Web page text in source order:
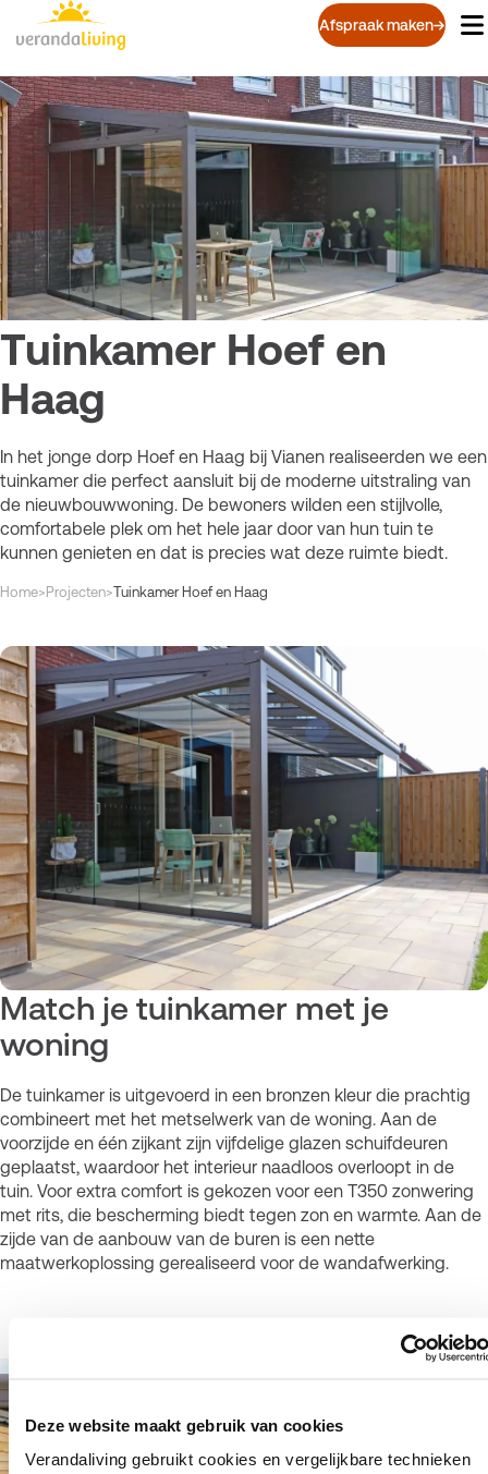
Deze website maakt gebruik van cookies
Verandaliving gebruikt cookies en vergelijkbare technieken
Overslaan
en
de
inhoud
gaan
Afspraak maken
Tuinkamer Hoef en
Haag
In het jonge dorp Hoef en Haag bij Vianen realiseerden we een
tuinkamer die perfect aansluit bij de moderne uitstraling van
de nieuwbouwwoning. De bewoners wilden een stijlvolle,
comfortabele plek om het hele jaar door van hun tuin te
kunnen genieten en dat is precies wat deze ruimte biedt.
Kruimelpad
Home> Projecten>Tuinkamer Hoef en Haag
Match je tuinkamer met je
woning
De tuinkamer is uitgevoerd in een bronzen kleur die prachtig
combineert met het metselwerk van de woning. Aan de
voorzijde en één zijkant zijn vijfdelige glazen schuifdeuren
geplaatst, waardoor het interieur naadloos overloopt in de
tuin. Voor extra comfort is gekozen voor een T350 zonwering
met rits, die bescherming biedt tegen zon en warmte. Aan de
zijde van de aanbouw van de buren is een nette
maatwerkoplossing gerealiseerd voor de wandafwerking.